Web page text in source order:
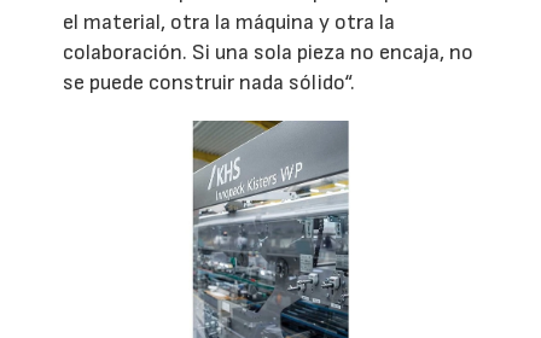
el material, otra la máquina y otra la
colaboración. Si una sola pieza no encaja, no
se puede construir nada sólido“.